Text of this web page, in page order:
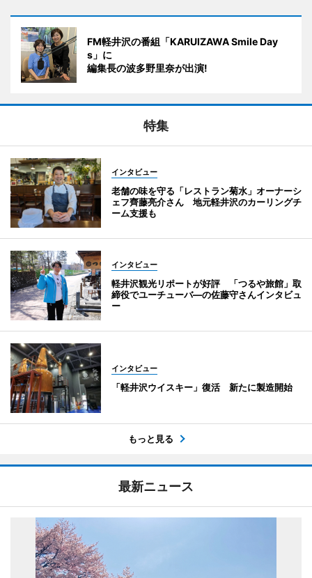
FM軽井沢の番組「KARUIZAWA Smile Day
s」に
編集長の波多野里奈が出演!
特集
インタビュー
老舗の味を守る「レストラン菊水」オーナーシ
ェフ齊藤亮介さん 地元軽井沢のカーリングチ
ーム支援も
インタビュー
軽井沢観光リポートが好評 「つるや旅館」取
締役でユーチューバ―の佐藤守さんインタビュ
ー
インタビュー
「軽井沢ウイスキー」復活 新たに製造開始
もっと見る
最新ニュース